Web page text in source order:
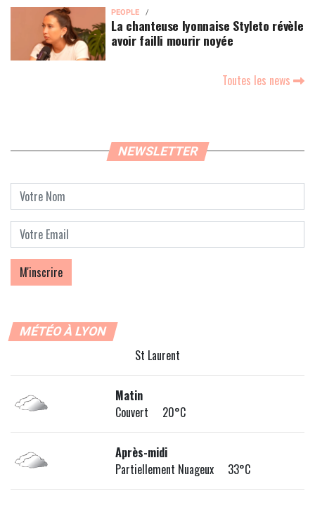
PEOPLE
La chanteuse lyonnaise Styleto révèle
avoir failli mourir noyée
Toutes les news
NEWSLETTER
MÉTÉO À LYON
St Laurent
Matin
Couvert 20°C
Après-midi
Partiellement Nuageux 33°C